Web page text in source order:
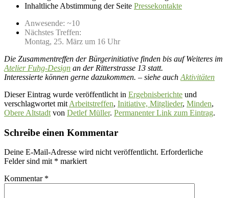
Inhaltliche Abstimmung der Seite Pressekontakte
Anwesende: ~10
Nächstes Treffen:
Montag, 25. März um 16 Uhr
Die Zusammentreffen der Bürgerinitiative finden bis auf Weiteres im
Atelier Fuhg-Design an der Ritterstrasse 13 statt.
Interessierte können gerne dazukommen. – siehe auch Aktivitäten
Dieser Eintrag wurde veröffentlicht in Ergebnisberichte und
verschlagwortet mit Arbeitstreffen, Initiative, Mitglieder, Minden,
Obere Altstadt von Detlef Müller. Permanenter Link zum Eintrag.
Schreibe einen Kommentar
Deine E-Mail-Adresse wird nicht veröffentlicht. Erforderliche
Felder sind mit * markiert
Kommentar *